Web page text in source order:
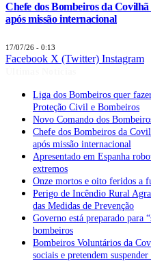
Chefe dos Bombeiros da
após missão internacional
17/07/26 - 0:13
Facebook X (Twitter) Instagram
Liga dos Bombeiros quer
Proteção Civil e Bombeiros
Novo Comando dos
Chefe dos Bombeiros da
após missão internacional
Apresentado em Espanha
extremos
Onze mortos e oito feridos a
Perigo de Incêndio Rural
das Medidas de Prevenção
Governo está preparado para
bombeiros
Bombeiros Voluntários da
sociais e pretendem